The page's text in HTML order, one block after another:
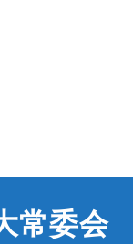
常委会